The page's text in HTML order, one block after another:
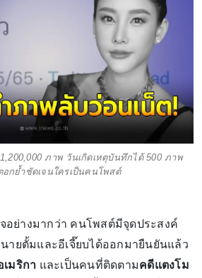
ภาพ วันเกิดเหตุบันทึกได้ 500 ภาพ
กย้ำชัดเจนใครเป็นคนโพสต์
อย่างมากว่า คนโพสต์มีจุดประสงค์
ายตั้มและอีเจี๊ยบได้ออกมายืนยันแล้ว
เมริกา และเป็นคนที่ติดตามคดีแตงโม